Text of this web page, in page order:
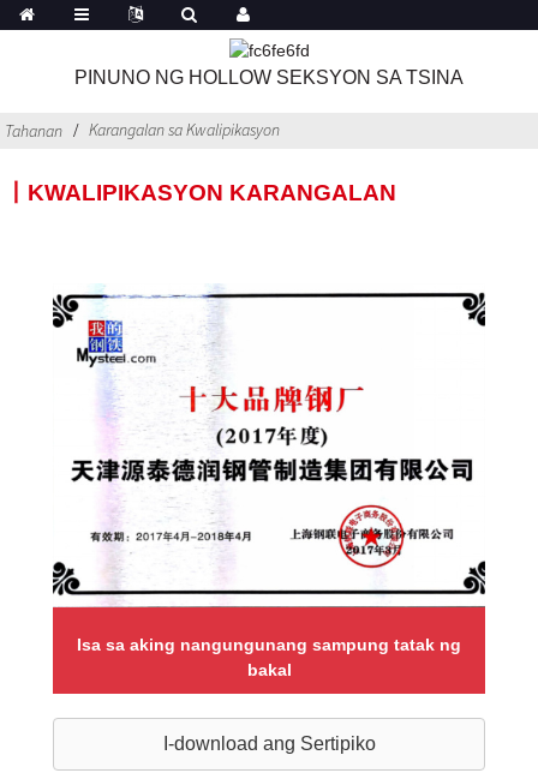
PINUNO NG HOLLOW SEKSYON SA TSINA
Tahanan Karangalan sa Kwalipikasyon
丨KWALIPIKASYON KARANGALAN
Isa sa aking nangungunang sampung tatak ng
bakal
I-download ang Sertipiko